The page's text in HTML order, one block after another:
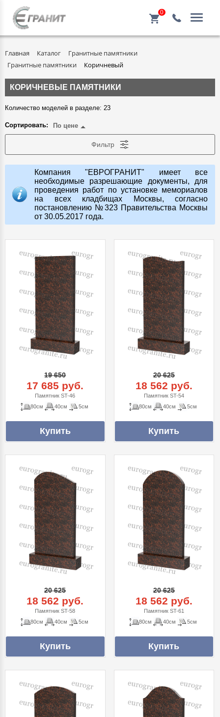
0
Главная Каталог
Гранитные памятники
Гранитные памятники
Коричневый
КОРИЧНЕВЫЕ ПАМЯТНИКИ
Сортировать: По цене
Количество моделей в разделе: 23
Фильтр
Компания "ЕВРОГРАНИТ" имеет все
необходимые разрешающие документы, для
проведения работ по установке мемориалов
на всех кладбищах Москвы, согласно
постановлению №323 Правительства Москвы
от 30.05.2017 года.
19 650
17 685 руб.
Памятник ST-46
80см
40см 5см
20 625
18 562 руб.
Памятник ST-54
80см
40см 5см
20 625
18 562 руб.
Памятник ST-58
80см
40см 5см
20 625
18 562 руб.
Памятник ST-61
80см
40см 5см